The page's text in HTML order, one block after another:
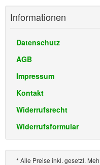
Informationen
Datenschutz
AGB
Impressum
Kontakt
Widerrufsrecht
Widerrufsformular
* Alle Preise inkl. gesetzl.